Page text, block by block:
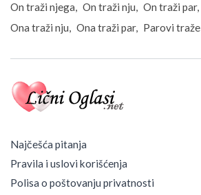
On traži njega On traži nju On traži par
Ona traži nju
Ona traži par Parovi traže
Najčešća pitanja
Pravila i uslovi korišćenja
Polisa o poštovanju privatnosti